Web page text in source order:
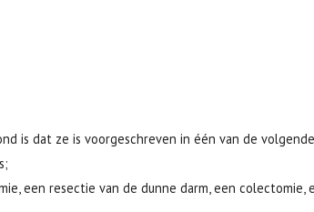
is dat ze is voorgeschreven in één van de
resectie van de dunne darm, een colectomie,